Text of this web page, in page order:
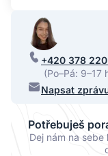
+420 378
(Po–Pá: 9–17
Napsat
Potřebuješ
Dej nám na